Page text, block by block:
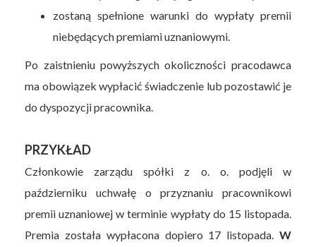
zostaną spełnione warunki do wypłaty premii
niebędących premiami uznaniowymi.
Po zaistnieniu powyższych okoliczności pracodawca
ma obowiązek wypłacić świadczenie lub pozostawić je
do dyspozycji pracownika.
PRZYKŁAD
Członkowie zarządu spółki z o. o. podjęli w
październiku uchwałę o przyznaniu pracownikowi
premii uznaniowej w terminie wypłaty do 15 listopada.
Premia została wypłacona dopiero 17 listopada. W